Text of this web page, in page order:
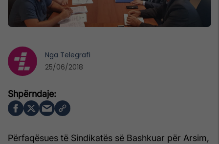
Përfaqësues të Sindikatës së Bashkuar për Arsim,
Nga Telegrafi
25/06/2018